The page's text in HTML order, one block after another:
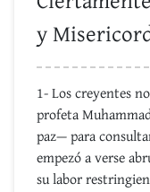
y
1- Los creyentes
profeta
paz— para
empezó a verse
su labor